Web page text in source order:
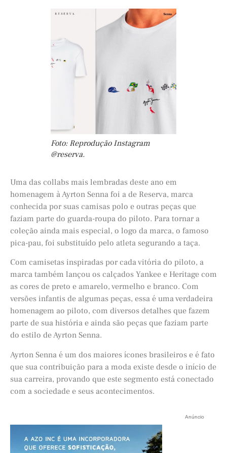
Foto: Reprodução Instagram
@reserva.
Uma das collabs mais lembradas deste ano em
homenagem à Ayrton Senna foi a de Reserva, marca
conhecida por suas camisas polo e outras peças que
faziam parte do guarda-roupa do piloto. Para tornar a
coleção ainda mais especial, o logo da marca, o famoso
pica-pau, foi substituído pelo atleta segurando a taça.
Com camisetas inspiradas por cada vitória do piloto, a
marca também lançou os calçados Yankee e Heritage com
as cores de preto e amarelo, vermelho e branco. Com
versões infantis de algumas peças, essa é uma verdadeira
homenagem ao piloto, com diversos detalhes que fazem
parte de sua história e ainda são peças que faziam parte
do estilo de Ayrton Senna.
Ayrton Senna é um dos maiores ícones brasileiros e é fato
que sua contribuição para a moda existe desde o início de
sua carreira, provando que este segmento está conectado
com a sociedade e seus acontecimentos.
Anúncio